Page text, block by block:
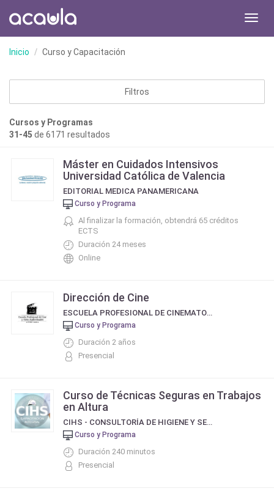
Inicio Curso y Capacitación
Filtros
Cursos y Programas
31-45 de 6171 resultados
Máster en Cuidados Intensivos
Universidad Católica de Valencia
EDITORIAL MEDICA PANAMERICANA
Curso y Programa
Al finalizar la formación, obtendrá 65 créditos
ECTS
Duración 24 meses
Online
Dirección de Cine
ESCUELA PROFESIONAL DE CINEMATOGRAFIA DE ELISEO SUBIELA
Curso y Programa
Duración 2 años
Presencial
Curso de Técnicas Seguras en Trabajos
en Altura
CIHS - CONSULTORÍA DE HIGIENE Y SEGURIDAD
Curso y Programa
Duración 240 minutos
Presencial